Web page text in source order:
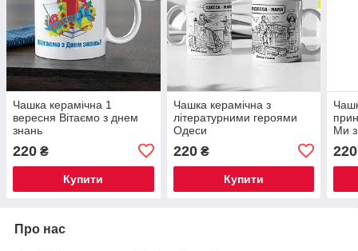
Чашка керамічна 1
вересня Вітаємо з днем ​​
знань
220 ₴
Купити
Чашка керамічна з
літературними героями
Одеси
220₴
Купити
Ми з
220
Про нас